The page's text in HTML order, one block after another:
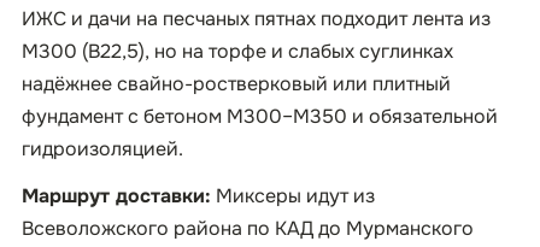
ИЖС и дачи на песчаных пятнах подходит лента из
М300 (B22,5), но на торфе и слабых суглинках
надёжнее свайно-ростверковый или плитный
фундамент с бетоном М300–М350 и обязательной
гидроизоляцией.
Маршрут доставки: Миксеры идут из
Всеволожского района по КАД до Мурманского